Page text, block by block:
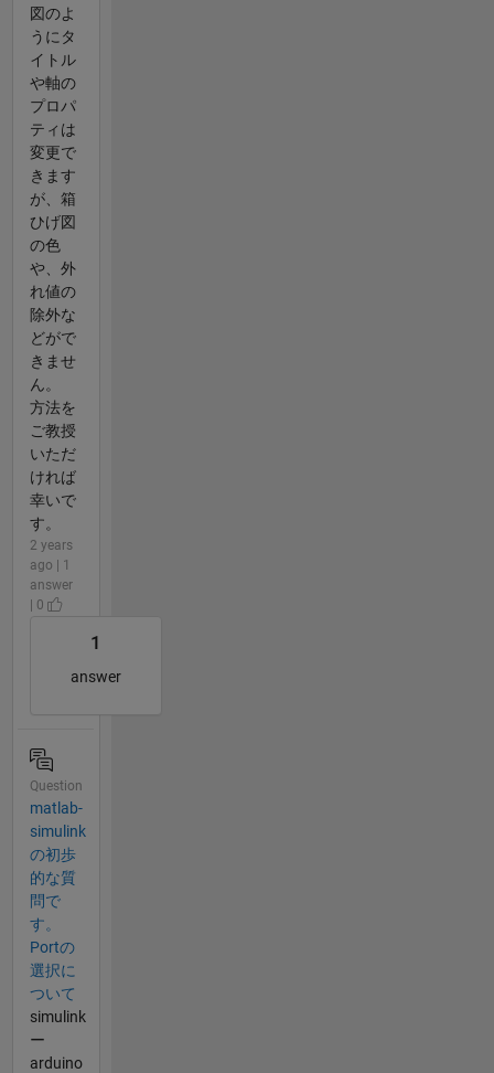
図のよ
うにタ
イトル
や軸の
プロパ
ティは
変更で
きます
が、箱
ひげ図
の色
や、外
れ値の
除外な
どがで
きませ
ん。
方法を
ご教授
いただ
ければ
幸いで
す。
2 years
ago | 1
answer
| 0
1
answer
Question
matlab-
simulink
の初歩
的な質
問で
す。
Portの
選択に
ついて
simulink
ー
arduino